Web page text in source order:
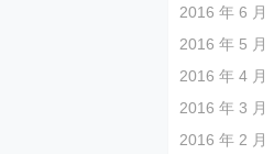
2016 年 6 月
2016 年 5 月
2016 年 4 月
2016 年 3 月
2016 年 2 月